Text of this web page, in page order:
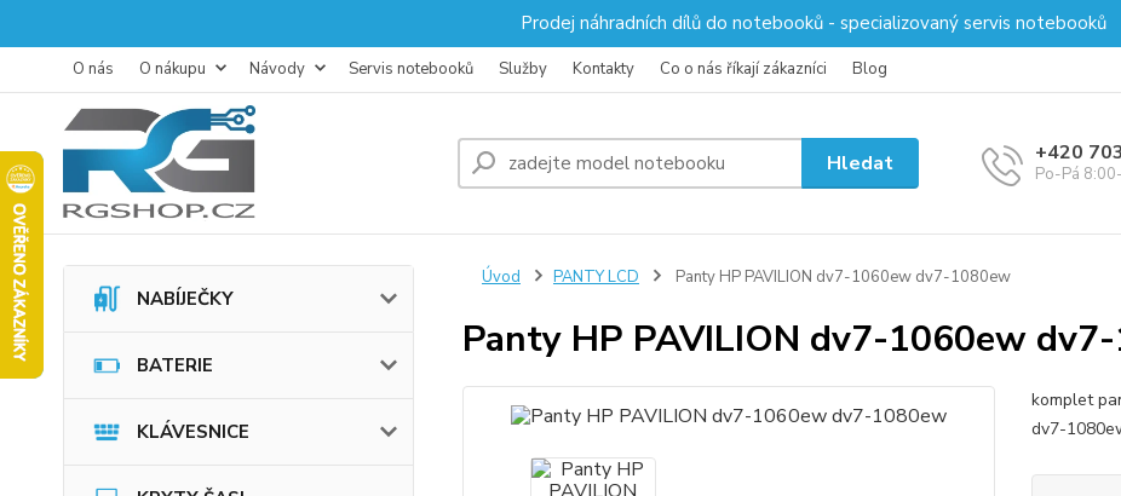
Prodej náhradních dílů do notebooků - specializovaný servis notebooků
O nás O nákupu Návody Servis notebooků Služby Kontakty Co o nás říkají zákazníci Blog
Hledat +420
Po-Pá
NABÍJEČKY
BATERIE
KLÁVESNICE
Úvod PANTY LCD Panty HP PAVILION dv7-1060ew dv7-1080ew
Panty HP PAVILION dv7-1060ew
komplet
dv7-